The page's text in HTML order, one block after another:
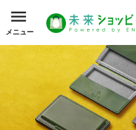
メニュー